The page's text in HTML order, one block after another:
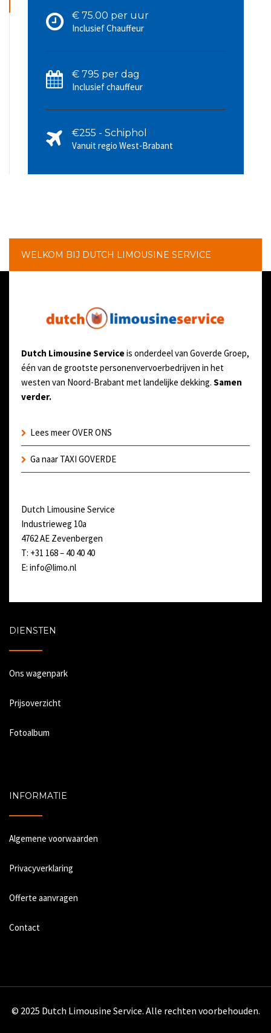
€ 75.00 per uur
Inclusief Chauffeur
€ 795 per dag
Inclusief chauffeur
€255 - Schiphol
Vanuit regio West-Brabant
WELKOM BIJ DUTCH LIMOUSINE SERVICE
Dutch Limousine Serviceis onderdeel van Goverde Groep,
één van de grootste personenvervoerbedrijven in het
westen van Noord-Brabant met landelijke dekking. Samen
verder.
Lees meer OVER ONS
Ga naar TAXI GOVERDE
Dutch Limousine Service
Industrieweg 10a
4762 AE Zevenbergen
T: +31 168 – 40 40 40
E: info@limo.nl
DIENSTEN
Ons wagenpark
Prijsoverzicht
Fotoalbum
INFORMATIE
Algemene voorwaarden
Privacyverklaring
Offerte aanvragen
Contact
© 2025 Dutch Limousine Service. Alle rechten voorbehouden.